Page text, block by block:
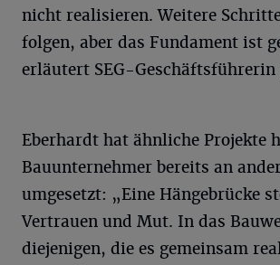
nicht realisieren. Weitere
folgen, aber das Fundament ist
erläutert SEG-Geschäftsführerin
Eberhardt hat ähnliche Projekte
Bauunternehmer bereits an
umgesetzt: „Eine Hängebrücke
Vertrauen und Mut. In das
diejenigen, die es gemeinsam